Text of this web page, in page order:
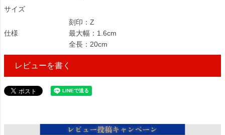
サイズ
仕様
刻印：Z
最大幅：1.6cm
全長：20cm
レビューを書く